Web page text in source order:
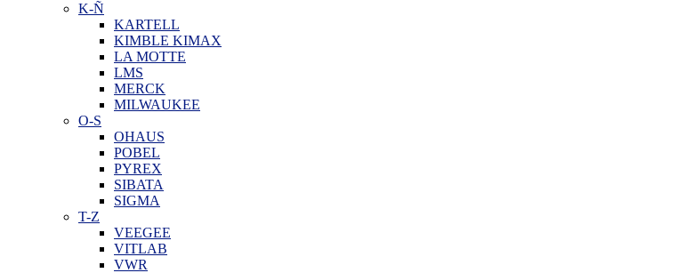
K-Ñ
KARTELL
KIMBLE KIMAX
LA MOTTE
LMS
MERCK
MILWAUKEE
O-S
OHAUS
POBEL
PYREX
SIBATA
SIGMA
T-Z
VEEGEE
VITLAB
VWR